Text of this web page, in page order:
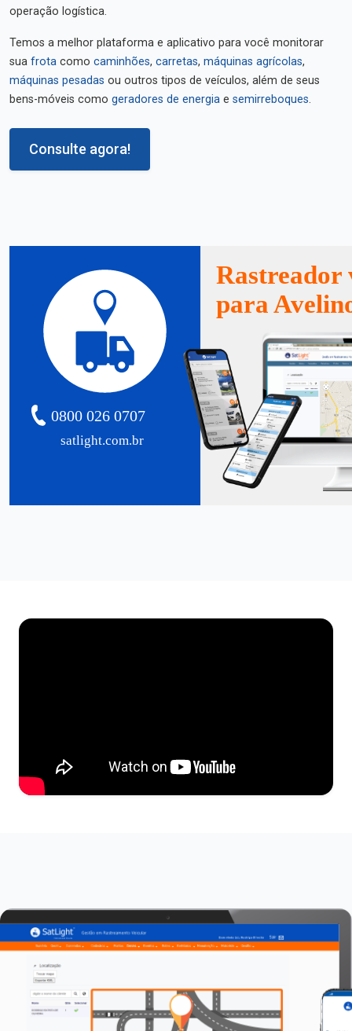
operação logística.
Temos a melhor plataforma e aplicativo para você monitorar
sua frota como caminhões, carretas, máquinas agrícolas,
máquinas pesadas ou outros tipos de veículos, além de seus
bens-móveis como geradores de energia e semirreboques.
Consulte agora!
satlight.com.br
0800 026 0707
Rastreador
para